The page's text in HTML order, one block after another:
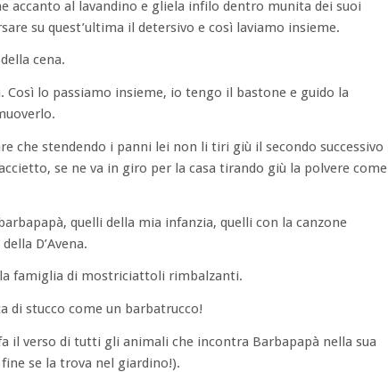
accanto al lavandino e gliela infilo dentro munita dei suoi
su quest’ultima il detersivo e così laviamo insieme.
cena.
Così lo passiamo insieme, io tengo il bastone e guido la
che stendendo i panni lei non li tiri giù il secondo successivo
se ne va in giro per la casa tirando giù la polvere come
quelli della mia infanzia, quelli con la canzone
D’Avena.
famiglia di mostriciattoli rimbalzanti.
di stucco come un barbatrucco!
il verso di tutti gli animali che incontra Barbapapà nella sua
se la trova nel giardino!).